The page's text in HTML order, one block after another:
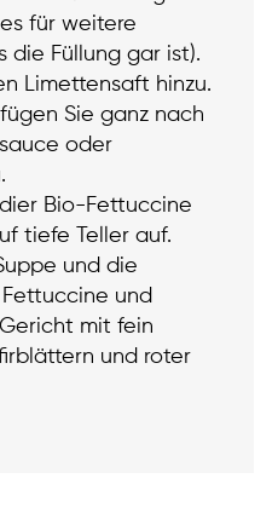
für weitere
die Füllung gar ist).
Limettensaft hinzu.
Sie ganz nach
oder
Bio-Fettuccine
tiefe Teller auf.
und die
und
mit fein
und roter